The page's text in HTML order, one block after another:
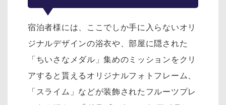
宿泊者様には、ここでしか手に入らないオリ
ジナルデザインの浴衣や、部屋に隠された
「ちいさなメダル」集めのミッションをクリ
アすると貰えるオリジナルフォトフレーム、
「スライム」などが装飾されたフルーツプレ